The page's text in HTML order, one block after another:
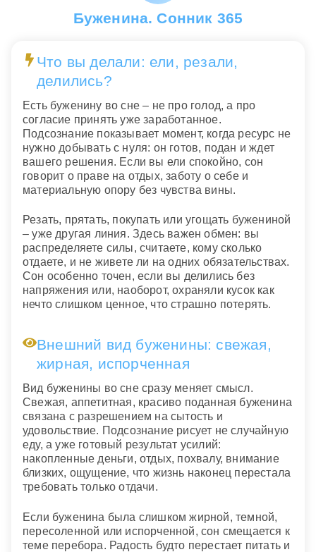
Буженина. Сонник 365
Что вы делали: ели, резали,
делились?
Есть буженину во сне – не про голод, а про
согласие принять уже заработанное.
Подсознание показывает момент, когда ресурс не
нужно добывать с нуля: он готов, подан и ждет
вашего решения. Если вы ели спокойно, сон
говорит о праве на отдых, заботу о себе и
материальную опору без чувства вины.
Резать, прятать, покупать или угощать бужениной
– уже другая линия. Здесь важен обмен: вы
распределяете силы, считаете, кому сколько
отдаете, и не живете ли на одних обязательствах.
Сон особенно точен, если вы делились без
напряжения или, наоборот, охраняли кусок как
нечто слишком ценное, что страшно потерять.
Внешний вид буженины: свежая,
жирная, испорченная
Вид буженины во сне сразу меняет смысл.
Свежая, аппетитная, красиво поданная буженина
связана с разрешением на сытость и
удовольствие. Подсознание рисует не случайную
еду, а уже готовый результат усилий:
накопленные деньги, отдых, похвалу, внимание
близких, ощущение, что жизнь наконец перестала
требовать только отдачи.
Если буженина была слишком жирной, темной,
пересоленной или испорченной, сон смещается к
теме перебора. Радость будто перестает питать и